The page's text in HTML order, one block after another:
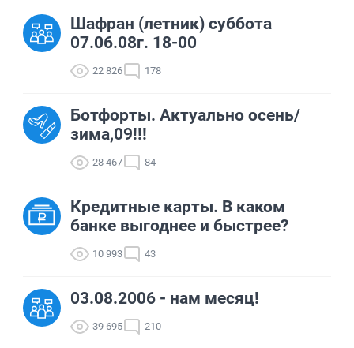
Шафран (летник) суббота
07.06.08г. 18-00
22 826 178
Ботфорты. Актуально осень/
зима,09!!!
28 467 84
Кредитные карты. В каком
банке выгоднее и быстрее?
10 993 43
03.08.2006 - нам месяц!
39 695 210